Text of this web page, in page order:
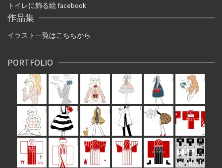
トイレに飾る絵 facebook
作品集
イラスト一覧はこちちから
PORTFOLIO